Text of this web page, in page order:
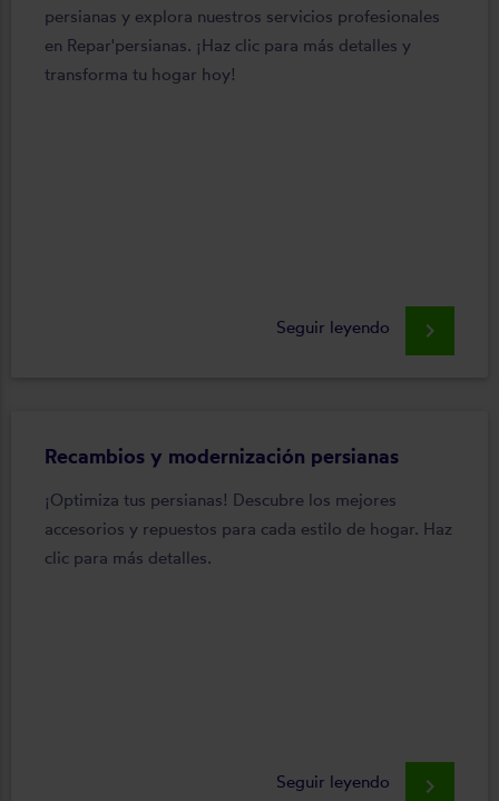
persianas y explora nuestros servicios profesionales
en Repar'persianas. ¡Haz clic para más detalles y
transforma tu hogar hoy!
Seguir leyendo keyboard_arrow_right
Recambios y modernización persianas
¡Optimiza tus persianas! Descubre los mejores
accesorios y repuestos para cada estilo de hogar. Haz
clic para más detalles.
Seguir leyendo keyboard_arrow_right